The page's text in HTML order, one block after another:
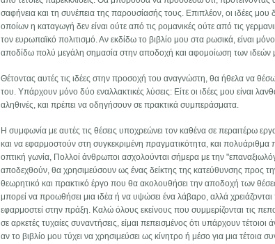
σαφήνεια και τη συνέπεια της παρουσίασής τους. Επιπλέον, οι ιδέες
οποίων η καταγωγή δεν είναι ούτε από τις ρομανικές ούτε από τις
τον ευρωπαϊκό πολιτισμό. Αν εκδίδω το βιβλίο μου στα ρωσικά, είναι
αποδίδω πολύ μεγάλη σημασία στην αποδοχή και αφομοίωση των
Θέτοντας αυτές τις ιδέες στην προσοχή του αναγνώστη, θα ήθελα να
του. Υπάρχουν μόνο δύο εναλλακτικές λύσεις: Είτε οι ιδέες μου είναι
αληθινές, και πρέπει να οδηγήσουν σε πρακτικά συμπεράσματα.
Η συμφωνία με αυτές τις θέσεις υποχρεώνει τον καθένα σε περαιτέρω
και να εφαρμοστούν στη συγκεκριμένη πραγματικότητα, και
οπτική γωνία, Πολλοί άνθρωποι ασχολούνται σήμερα με την
αποδεχθούν, θα χρησιμεύσουν ως ένας δείκτης της κατεύθυνσης προς
θεωρητικό και πρακτικό έργο που θα ακολουθήσει την αποδοχή των
μπορεί να προωθήσει μια ιδέα ή να υψώσει ένα λάβαρο, αλλά
εφαρμοστεί στην πράξη. Καλώ όλους εκείνους που συμμερίζονται τις
σε αρκετές τυχαίες συναντήσεις, είμαι πεπεισμένος ότι υπάρχουν
αν το βιβλίο μου τύχει να χρησιμεύσει ως κίνητρο ή μέσο για μια